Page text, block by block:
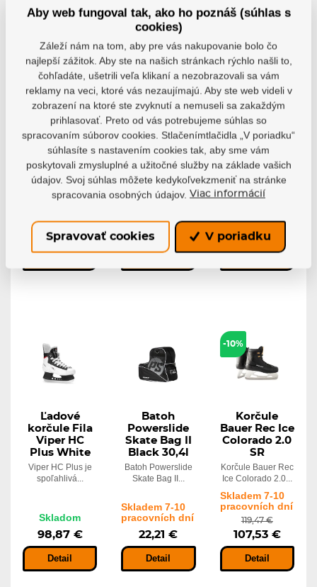
Korčule
Winnwell
Yukon SR
Korčule Winnwell
Yukon SR sú...
74,14 €
Ľadové
korčule
Winnwell
Figure
White/Grey
Korčule Winnwell
Figure...
61,78 €
Ľadové
korčule Fila
Chrissy ADV
Dámske ľadové
korčule Fila...
121,95 €
Ľadové
korčule Fila
Viper HC
Plus White
Viper HC Plus je
spoľahlivá...
Skladom
98,87 €
Detail
Batoh
Powerslide
Skate Bag II
Black 30,4l
Batoh Powerslide
Skate Bag II...
Skladem 7-10
pracovních dní
22,21 €
Detail
-10%
Korčule
Bauer Rec Ice
Colorado 2.0
SR
Korčule Bauer Rec
Ice Colorado 2.0...
Skladem 7-10
pracovních dní
119,47 €
107,53 €
Detail
Aby web fungoval tak, ako ho poznáš (súhlas s
cookies)
Záleží nám na tom, aby pre vás nakupovanie bolo čo
najlepší zážitok. Aby ste na našich stránkach rýchlo našli to,
čohľadáte, ušetrili veľa klikaní a nezobrazovali sa vám
reklamy na veci, ktoré vás nezaujímajú. Aby ste web videli v
zobrazení na ktoré ste zvyknutí a nemuseli sa zakaždým
prihlasovať. Preto od vás potrebujeme súhlas so
spracovaním súborov cookies. Stlačenímtlačidla „V poriadku“
súhlasíte s nastavením cookies tak, aby sme vám
poskytovali zmysluplné a užitočné služby na základe vašich
údajov. Svoj súhlas môžete kedykoľvekzmeniť na stránke
spracovania osobných údajov. Viac informácií
Spravovať cookies V poriadku